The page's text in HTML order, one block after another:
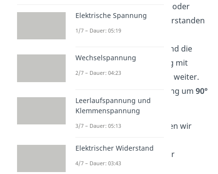
oder
auchScheinwiderstand
verstanden
werden. Ebenfalls gibt der
Kondensator den Strom und die
Spannung in der Schaltung mit
einer Phasenverschiebung weiter.
Der Strom eilt der Spannung um 90°
voraus.
In diesem Artikel betrachten wir
Gleichstromkreis. Genauer
betrachten wir den
Elektrische Spannung
1/7 – Dauer: 05:19
Wechselspannung
2/7 – Dauer: 04:23
Leerlaufspannung und
Klemmenspannung
3/7 – Dauer: 05:13
Elektrischer Widerstand
4/7 – Dauer: 03:43